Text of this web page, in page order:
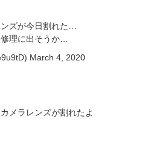
ズが今日割れた…
理に出そうか…
March 4, 2020
メラレンズが割れたよ